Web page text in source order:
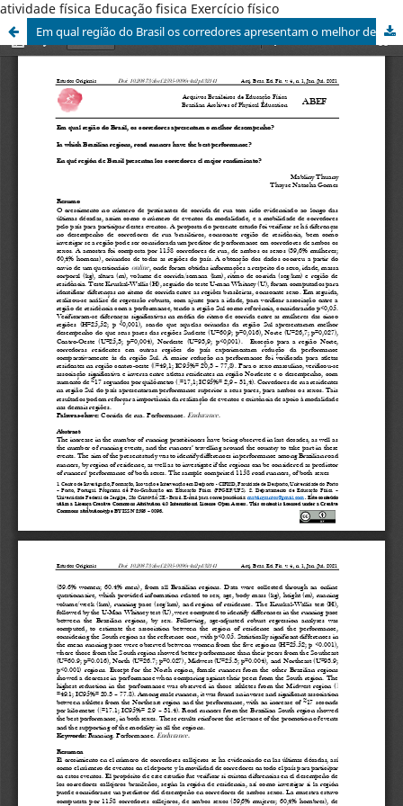
atividade física Educação ´fisica Exercício físico
Em qual região do Brasil os corredores apresentam o melhor desempenho?